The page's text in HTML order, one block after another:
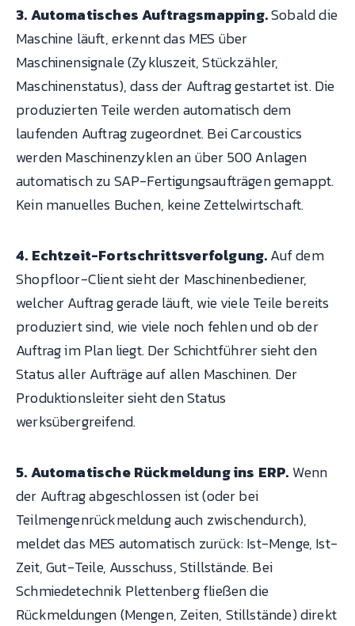
3. Automatisches Auftragsmapping.Sobald die
Maschine läuft, erkennt das MES über
Maschinensignale (Zykluszeit, Stückzähler,
Maschinenstatus), dass der Auftrag gestartet ist. Die
produzierten Teile werden automatisch dem
laufenden Auftrag zugeordnet. Bei Carcoustics
werden Maschinenzyklen an über 500 Anlagen
automatisch zu SAP-Fertigungsaufträgen gemappt.
Kein manuelles Buchen, keine Zettelwirtschaft.
4. Echtzeit-Fortschrittsverfolgung.Auf dem
Shopfloor-Client sieht der Maschinenbediener,
welcher Auftrag gerade läuft, wie viele Teile bereits
produziert sind, wie viele noch fehlen und ob der
Auftrag im Plan liegt. Der Schichtführer sieht den
Status aller Aufträge auf allen Maschinen. Der
Produktionsleiter sieht den Status
werksübergreifend.
5. Automatische Rückmeldung ins ERP. Wenn
der Auftrag abgeschlossen ist (oder bei
Teilmengenrückmeldung auch zwischendurch),
meldet das MES automatisch zurück: Ist-Menge, Ist-
Zeit, Gut-Teile, Ausschuss, Stillstände. Bei
Schmiedetechnik Plettenberg fließen die
Rückmeldungen (Mengen, Zeiten, Stillstände) direkt